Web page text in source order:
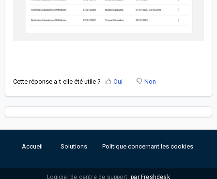
Cette réponse a-t-elle été utile ? Oui Non
Accueil Solutions Politique concernant les cookies
Logiciel de centre de support par Freshdesk